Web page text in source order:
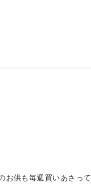
供も毎週買いあさっ